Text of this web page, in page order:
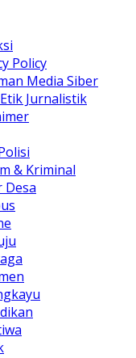
Policy
Media Siber
Jurnalistik
& Kriminal
Desa